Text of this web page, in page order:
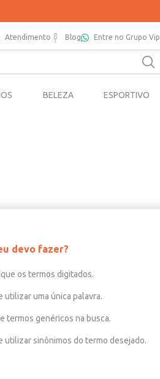
Atendimento Blog Entre no Grupo Vip
BELEZA ESPORTIVO
devo fazer?
os termos digitados.
utilizar uma única palavra.
termos genéricos na busca.
utilizar sinônimos do termo desejado.